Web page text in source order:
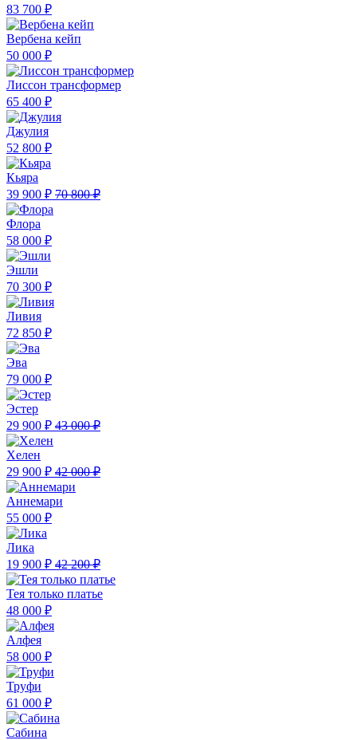
83 700 ₽
Вербена кейп
50 000 ₽
Лиссон трансформер
65 400 ₽
Джулия
52 800 ₽
Кьяра
39 900 ₽ 70 800 ₽
Флора
58 000 ₽
Эшли
70 300 ₽
Ливия
72 850 ₽
Эва
79 000 ₽
Эстер
29 900 ₽ 43 000 ₽
Хелен
29 900 ₽ 42 000 ₽
Аннемари
55 000 ₽
Лика
19 900 ₽ 42 200 ₽
Тея только платье
48 000 ₽
Алфея
58 000 ₽
Труфи
61 000 ₽
Сабина